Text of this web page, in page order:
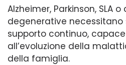
Alzheimer, Parkinson, SLA
degenerative necessitano
supporto continuo,
all’evoluzione della
della famiglia.